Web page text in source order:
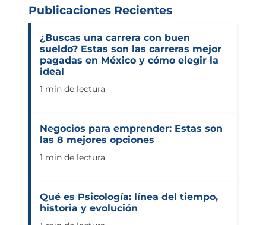
Publicaciones Recientes
¿Buscas una carrera con buen
sueldo? Estas son las carreras mejor
pagadas en México y cómo elegir la
ideal
1 min de lectura
Negocios para emprender: Estas son
las 8 mejores opciones
1 min de lectura
Qué es Psicología: línea del tiempo,
historia y evolución